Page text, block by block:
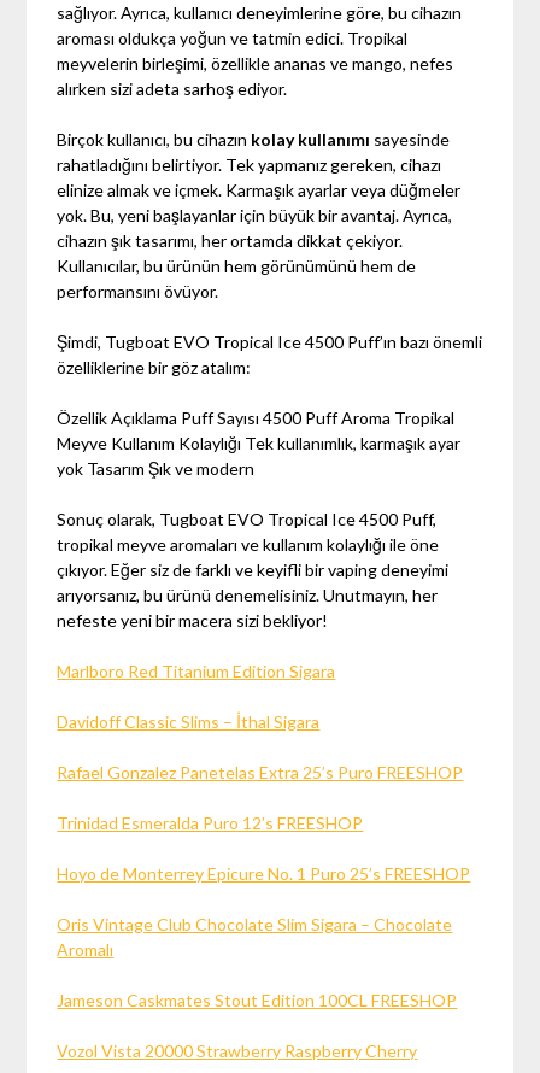
sağlıyor. Ayrıca, kullanıcı deneyimlerine göre, bu cihazın
aroması oldukça yoğun ve tatmin edici. Tropikal
meyvelerin birleşimi, özellikle ananas ve mango, nefes
alırken sizi adeta sarhoş ediyor.
Birçok kullanıcı, bu cihazın kolay kullanımı sayesinde
rahatladığını belirtiyor. Tek yapmanız gereken, cihazı
elinize almak ve içmek. Karmaşık ayarlar veya düğmeler
yok. Bu, yeni başlayanlar için büyük bir avantaj. Ayrıca,
cihazın şık tasarımı, her ortamda dikkat çekiyor.
Kullanıcılar, bu ürünün hem görünümünü hem de
performansını övüyor.
Şimdi, Tugboat EVO Tropical Ice 4500 Puff’ın bazı önemli
özelliklerine bir göz atalım:
Özellik Açıklama Puff Sayısı 4500 Puff Aroma Tropikal
Meyve Kullanım Kolaylığı Tek kullanımlık, karmaşık ayar
yok Tasarım Şık ve modern
Sonuç olarak, Tugboat EVO Tropical Ice 4500 Puff,
tropikal meyve aromaları ve kullanım kolaylığı ile öne
çıkıyor. Eğer siz de farklı ve keyifli bir vaping deneyimi
arıyorsanız, bu ürünü denemelisiniz. Unutmayın, her
nefeste yeni bir macera sizi bekliyor!
Marlboro Red Titanium Edition Sigara
Davidoff Classic Slims – İthal Sigara
Rafael Gonzalez Panetelas Extra 25’s Puro FREESHOP
Trinidad Esmeralda Puro 12’s FREESHOP
Hoyo de Monterrey Epicure No. 1 Puro 25’s FREESHOP
Oris Vintage Club Chocolate Slim Sigara – Chocolate
Aromalı
Jameson Caskmates Stout Edition 100CL FREESHOP
Vozol Vista 20000 Strawberry Raspberry Cherry